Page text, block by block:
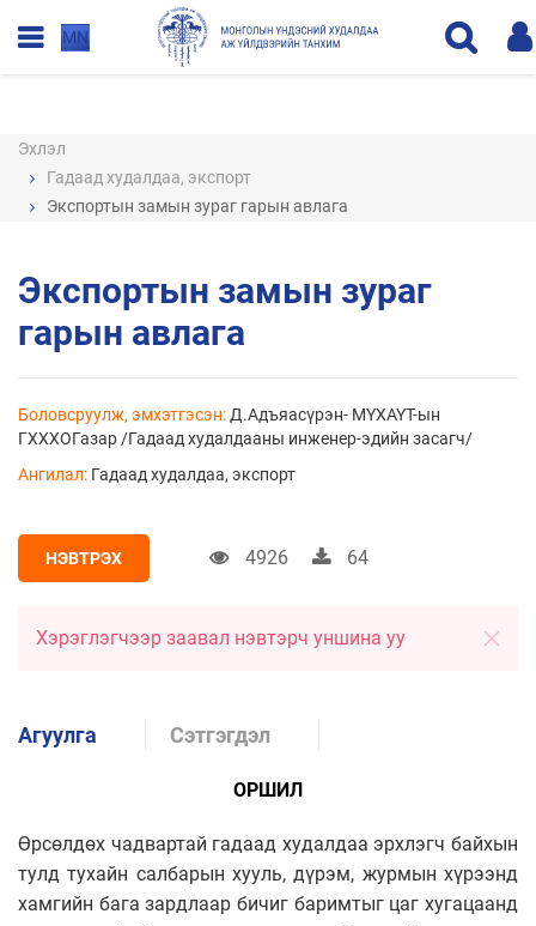
MN
Эхлэл
Гадаад худалдаа, экспорт
Экспортын замын зураг гарын авлага
Экспортын замын зураг
гарын авлага
Боловсруулж, эмхэтгэсэн: Д.Адъяасүрэн- МҮХАҮТ-ын
ГХХХОГазар /Гадаад худалдааны инженер-эдийн засагч/
Ангилал: Гадаад худалдаа, экспорт
НЭВТРЭХ 4926 64
Хэрэглэгчээр заавал нэвтэрч уншина уу
Агуулга Сэтгэгдэл
ОРШИЛ
Өрсөлдөх чадвартай гадаад худалдаа эрхлэгч байхын
тулд тухайн салбарын хууль, дүрэм, журмын хүрээнд
хамгийн бага зардлаар бичиг баримтыг цаг хугацаанд